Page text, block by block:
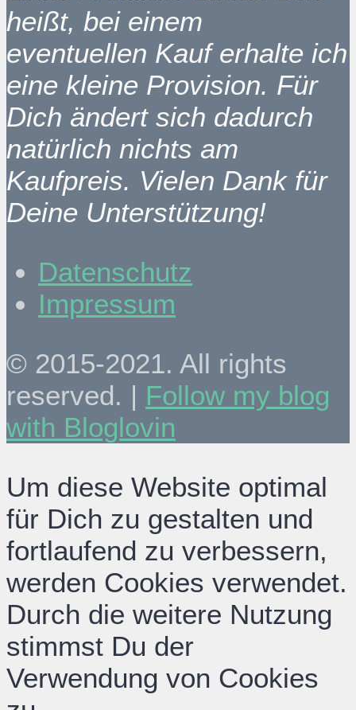
heißt, bei einem
eventuellen Kauf erhalte ich
eine kleine Provision. Für
Dich ändert sich dadurch
natürlich nichts am
Kaufpreis. Vielen Dank für
Deine Unterstützung!
Datenschutz
Impressum
© 2015-2021. All rights
reserved. | Follow my blog
with Bloglovin
Um diese Website optimal
für Dich zu gestalten und
fortlaufend zu verbessern,
werden Cookies verwendet.
Durch die weitere Nutzung
stimmst Du der
Verwendung von Cookies